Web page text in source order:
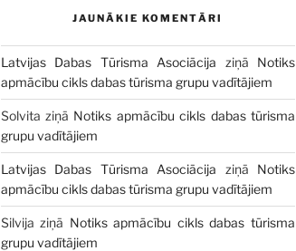
JAUNĀKIE KOMENTĀRI
Latvijas Dabas Tūrisma Asociācija ziņā Notiks
apmācību cikls dabas tūrisma grupu vadītājiem
Solvita ziņā Notiks apmācību cikls dabas tūrisma
grupu vadītājiem
Latvijas Dabas Tūrisma Asociācija ziņā Notiks
apmācību cikls dabas tūrisma grupu vadītājiem
Silvija ziņā Notiks apmācību cikls dabas tūrisma
grupu vadītājiem